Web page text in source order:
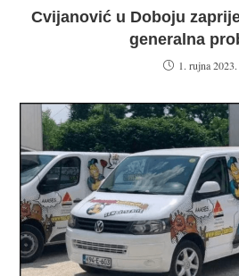
Cvijanović u Doboju
generalna
1. rujna 2023.